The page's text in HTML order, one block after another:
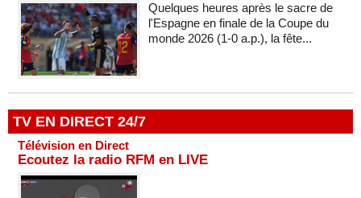
Quelques heures après le sacre de
l'Espagne en finale de la Coupe du
monde 2026 (1-0 a.p.), la fête...
TV EN DIRECT 24/7
Télévision en Direct
Ecoutez la radio RFM en LIVE